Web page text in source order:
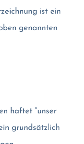
ist ein
genannten
haftet “unser
grundsätzlich